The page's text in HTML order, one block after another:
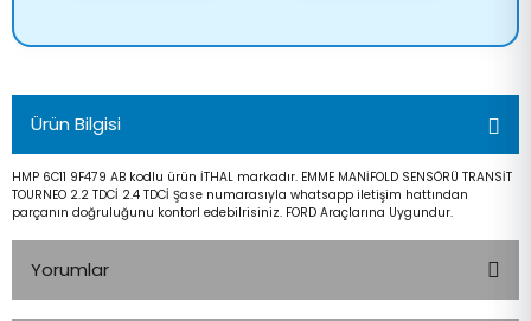
Ürün Bilgisi
HMP 6C11 9F479 AB kodlu ürün İTHAL markadır. EMME MANİFOLD SENSÖRÜ TRANSİT
TOURNEO 2.2 TDCİ 2.4 TDCİ Şase numarasıyla whatsapp iletişim hattından
parçanın doğruluğunu kontorl edebilrisiniz. FORD Araçlarına Uygundur.
Yorumlar